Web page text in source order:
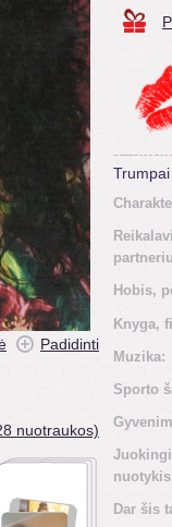
Padidinti
nuotraukos)
Hobis,
Knyga,
Muzika:
Sporto
Dar šis